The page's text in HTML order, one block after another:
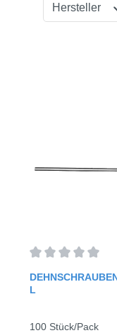
Hersteller
L
100 Stück/Pack